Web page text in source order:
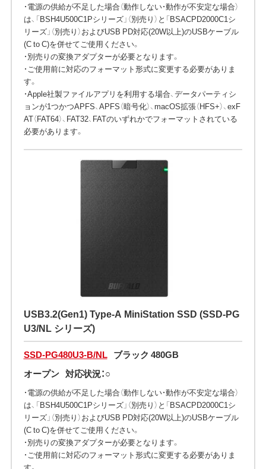
・電源の供給が不足した場合（動作しない・動作が不安定な場合）
は、「BSH4U500C1Pシリーズ」（別売り）と「BSACPD2000C1シ
リーズ」（別売り）およびUSB PD対応(20W以上)のUSBケーブル
(C to C)を併せてご使用ください。
・別売りの変換アダプターが必要となります。
・ご使用前に対応のフォーマット形式に変更する必要がありま
す。
・Apple社製ファイルアプリを利用する場合、データパーティシ
ョンが1つかつAPFS、APFS（暗号化）、macOS拡張（HFS+）、exF
AT（FAT64）、FAT32、FATのいずれかでフォーマットされている
必要があります。
USB3.2(Gen1) Type-A MiniStation SSD (SSD-PG
U3/NL シリーズ)
SSD-PG480U3-B/NL ブラック 480GB
オープン 対応状況：○
・電源の供給が不足した場合（動作しない・動作が不安定な場合）
は、「BSH4U500C1Pシリーズ」（別売り）と「BSACPD2000C1シ
リーズ」（別売り）およびUSB PD対応(20W以上)のUSBケーブル
(C to C)を併せてご使用ください。
・別売りの変換アダプターが必要となります。
・ご使用前に対応のフォーマット形式に変更する必要がありま
す。